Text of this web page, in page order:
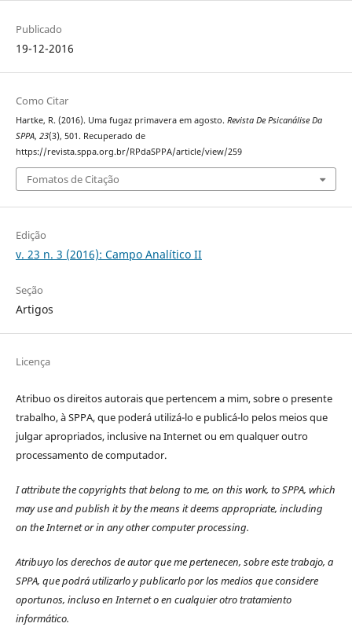
Publicado
19-12-2016
Como Citar
Hartke, R. (2016). Uma fugaz primavera em agosto. Revista De Psicanálise Da
SPPA, 23(3), 501. Recuperado de
https://revista.sppa.org.br/RPdaSPPA/article/view/259
Fomatos de Citação
Edição
v. 23 n. 3 (2016): Campo Analítico II
Seção
Artigos
Licença
Atribuo os direitos autorais que pertencem a mim, sobre o presente
trabalho, à SPPA, que poderá utilizá-lo e publicá-lo pelos meios que
julgar apropriados, inclusive na Internet ou em qualquer outro
processamento de computador.
I attribute the copyrights that belong to me, on this work, to SPPA, which
may use and publish it by the means it deems appropriate, including
on the Internet or in any other computer processing.
Atribuyo los derechos de autor que me pertenecen, sobre este trabajo, a
SPPA, que podrá utilizarlo y publicarlo por los medios que considere
oportunos, incluso en Internet o en cualquier otro tratamiento
informático.